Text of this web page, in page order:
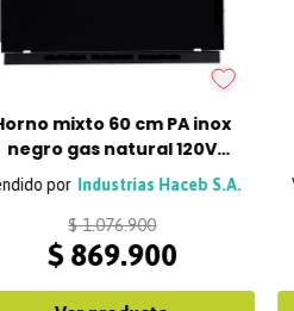
mixto 60 cm PA inox
negro gas natural 120V
Haceb
Industrias Haceb S.A.
$ 1.076.900
$ 869.900